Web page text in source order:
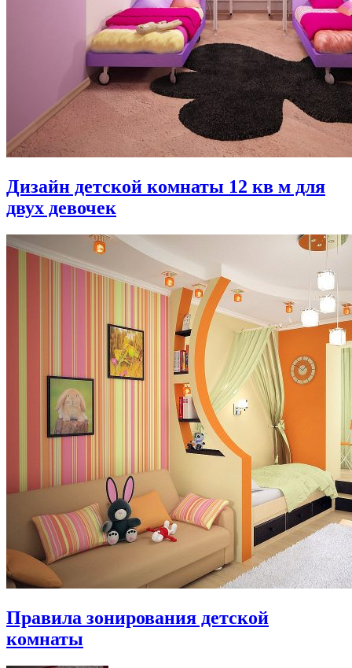
Дизайн детской комнаты 12 кв м для
двух девочек
Правила зонирования детской
комнаты